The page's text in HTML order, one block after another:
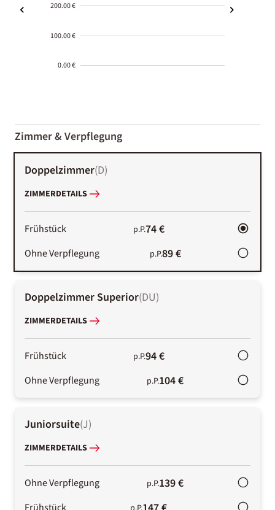
200.00 €
100.00 €
0.00 €
01-02
Zimmer & Verpflegung
Doppelzimmer(D)
ZIMMERDETAILS
Frühstück p.P.74 €
Ohne Verpflegung p.P.89 €
Doppelzimmer Superior(DU)
ZIMMERDETAILS
Frühstück p.P.94 €
Ohne Verpflegung p.P.104 €
Juniorsuite(J)
ZIMMERDETAILS
Ohne Verpflegung p.P.139 €